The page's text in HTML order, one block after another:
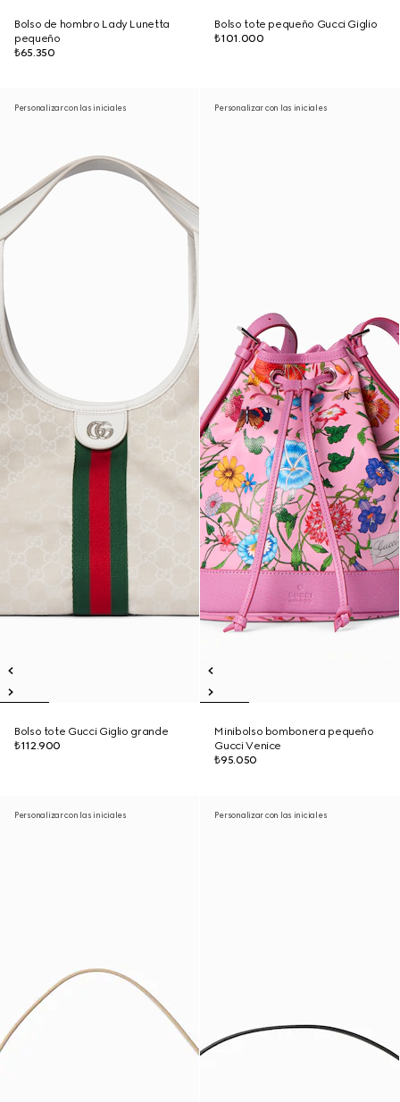
Bolso de hombro Lady Lunetta
pequeño
₺65.350
Bolso tote pequeño Gucci Giglio
₺101.000
Personalizar con las iniciales
Bolso tote Gucci Giglio grande
₺112.900
Personalizar con las iniciales
Minibolso bombonera pequeño
Gucci Venice
₺95.050
Personalizar con las iniciales Personalizar con las iniciales